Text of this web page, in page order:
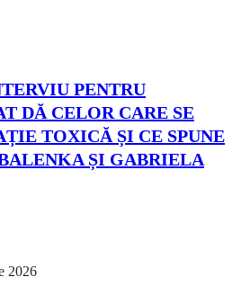
PENTRU
DĂ CELOR CARE SE
TOXICĂ ȘI CE SPUNE
ȘI GABRIELA
2026